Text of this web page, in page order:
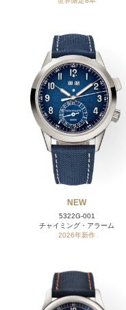
NEW
5322G-001
チャイミング・アラーム
2026年新作